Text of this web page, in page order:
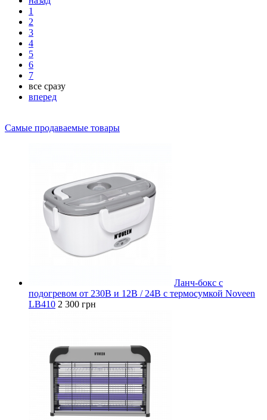
1
2
3
4
5
6
7
все сразу
вперед
Самые продаваемые товары
Ланч-бокс с
подогревом от 230В и 12В / 24В с термосумкой Noveen
LB410 2 300 грн